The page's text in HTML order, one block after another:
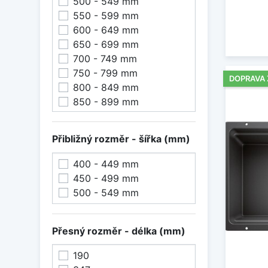
550 - 599 mm
600 - 649 mm
650 - 699 mm
700 - 749 mm
750 - 799 mm
800 - 849 mm
850 - 899 mm
Přibližný rozměr - šířka (mm)
400 - 449 mm
450 - 499 mm
500 - 549 mm
Přesný rozměr - délka (mm)
190
DOPRAVA